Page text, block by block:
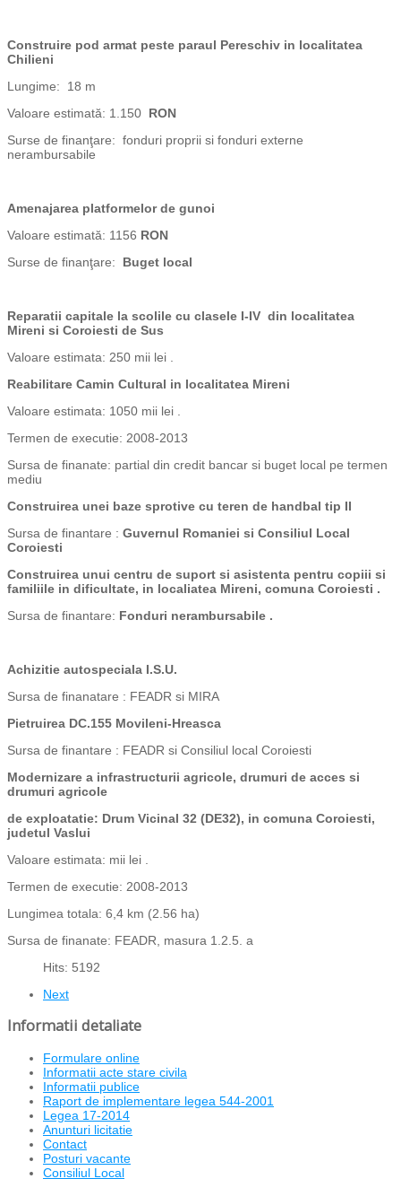
Construire pod armat peste paraul Pereschiv in localitatea
Chilieni
Lungime: 18 m
Valoare estimată: 1.150 RON
Surse de finanţare: fonduri proprii si fonduri externe
nerambursabile
Amenajarea platformelor de gunoi
Valoare estimată: 1156 RON
Surse de finanţare: Buget local
Reparatii capitale la scolile cu clasele I-IV din localitatea
Mireni si Coroiesti de Sus
Valoare estimata: 250 mii lei .
Reabilitare Camin Cultural in localitatea Mireni
Valoare estimata: 1050 mii lei .
Termen de executie: 2008-2013
Sursa de finanate: partial din credit bancar si buget local pe termen
mediu
Construirea unei baze sprotive cu teren de handbal tip II
Sursa de finantare : Guvernul Romaniei si Consiliul Local
Coroiesti
Construirea unui centru de suport si asistenta pentru copiii si
familiile in dificultate, in localiatea Mireni, comuna Coroiesti .
Sursa de finantare: Fonduri nerambursabile .
Achizitie autospeciala I.S.U.
Sursa de finanatare : FEADR si MIRA
Pietruirea DC.155 Movileni-Hreasca
Sursa de finantare : FEADR si Consiliul local Coroiesti
Modernizare a infrastructurii agricole, drumuri de acces si
drumuri agricole
de exploatatie: Drum Vicinal 32 (DE32), in comuna Coroiesti,
judetul Vaslui
Valoare estimata: mii lei .
Termen de executie: 2008-2013
Lungimea totala: 6,4 km (2.56 ha)
Sursa de finanate: FEADR, masura 1.2.5. a
Hits: 5192
Next
Informatii detaliate
Formulare online
Informatii acte stare civila
Informatii publice
Raport de implementare legea 544-2001
Legea 17-2014
Anunturi licitatie
Contact
Posturi vacante
Consiliul Local